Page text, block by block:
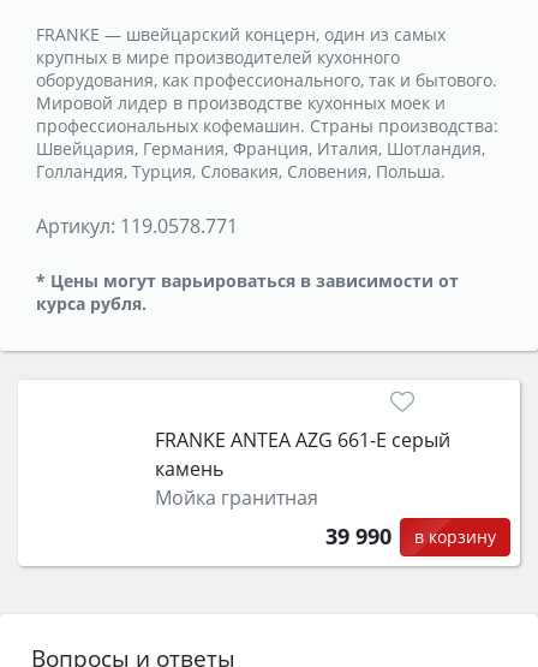
FRANKE — швейцарский концерн, один из самых
крупных в мире производителей кухонного
оборудования, как профессионального, так и бытового.
Мировой лидер в производстве кухонных моек и
профессиональных кофемашин. Страны производства:
Швейцария, Германия, Франция, Италия, Шотландия,
Голландия, Турция, Словакия, Словения, Польша.
Артикул: 119.0578.771
* Цены могут варьироваться в зависимости от
курса рубля.
FRANKE ANTEA AZG 661-E серый
камень
Мойка гранитная
39 990 в корзину
Вопросы и ответы